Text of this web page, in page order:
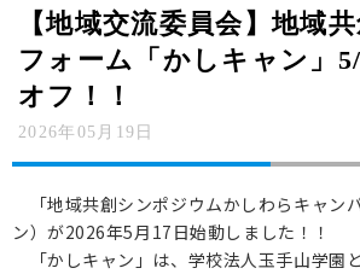
教員紹介
キャンパスライフ
資格就職キャリア
高大連携・地域連携
入試情報
【地域交流委員会】地域
フォーム「かしキャン」
オフ！！
2026年05月19日
「地域共創シンポジウムかしわらキャン
ン）が2026年5月17日始動しました！！
「かしキャン」は、学校法人玉手山学園